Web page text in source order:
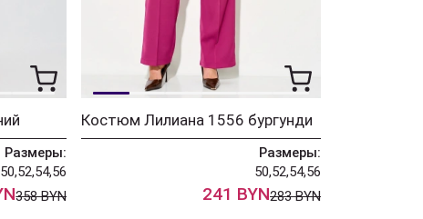
Размеры:
358 BYN
Костюм Лилиана 1556 бургунди
Размеры:
50,52,54,56
241 BYN283 BYN